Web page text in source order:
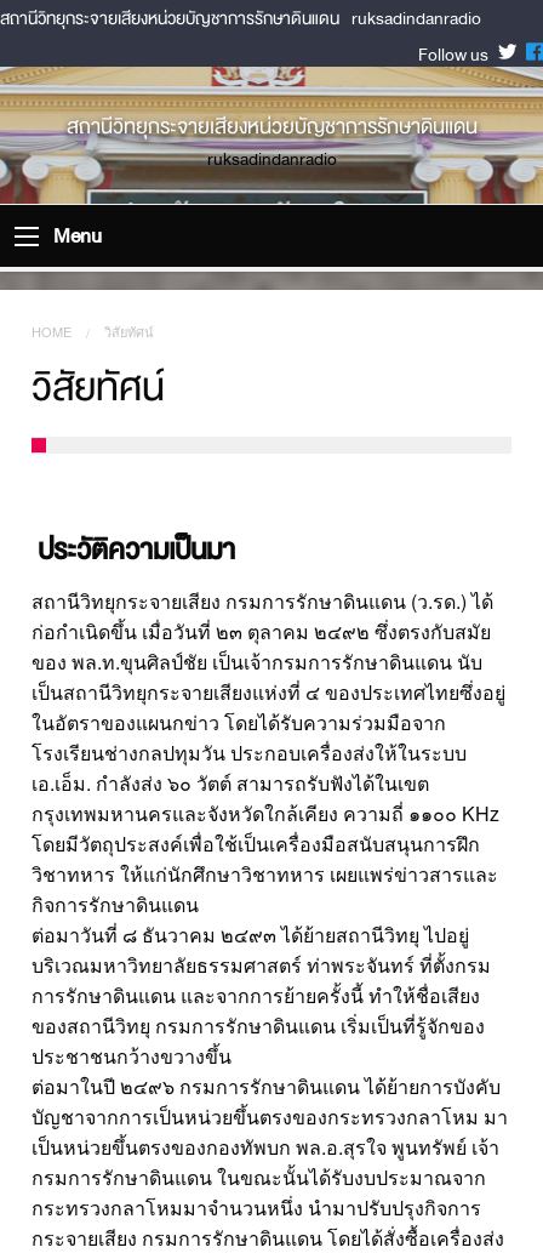
สถานีวิทยุกระจายเสียงหน่วยบัญชาการรักษาดินแดน ruksadindanradio
Follow us
สถานีวิทยุกระจายเสียงหน่วยบัญชาการรักษาดินแดน
ruksadindanradio
Menu
HOME CURRENT:
วิสัยทัศน์
วิสัยทัศน์
ประวัติความเป็นมา
สถานีวิทยุกระจายเสียง กรมการรักษาดินแดน (ว.รด.) ได้
ก่อกำเนิดขึ้น เมื่อวันที่ ๒๓ ตุลาคม ๒๔๙๒ ซึ่งตรงกับสมัย
ของ พล.ท.ขุนศิลป์ชัย เป็นเจ้ากรมการรักษาดินแดน นับ
เป็นสถานีวิทยุกระจายเสียงแห่งที่ ๔ ของประเทศไทยซึ่งอยู่
ในอัตราของแผนกข่าว โดยได้รับความร่วมมือจาก
โรงเรียนช่างกลปทุมวัน ประกอบเครื่องส่งให้ในระบบ
เอ.เอ็ม. กำลังส่ง ๖๐ วัตต์ สามารถรับฟังได้ในเขต
กรุงเทพมหานครและจังหวัดใกล้เคียง ความถี่ ๑๑๐๐ KHz
โดยมีวัตถุประสงค์เพื่อใช้เป็นเครื่องมือสนับสนุนการฝึก
วิชาทหาร ให้แก่นักศึกษาวิชาทหาร เผยแพร่ข่าวสารและ
กิจการรักษาดินแดน
ต่อมาวันที่ ๘ ธันวาคม ๒๔๙๓ ได้ย้ายสถานีวิทยุ ไปอยู่
บริเวณมหาวิทยาลัยธรรมศาสตร์ ท่าพระจันทร์ ที่ตั้งกรม
การรักษาดินแดน และจากการย้ายครั้งนี้ ทำให้ชื่อเสียง
ของสถานีวิทยุ กรมการรักษาดินแดน เริ่มเป็นที่รู้จักของ
ประชาชนกว้างขวางขึ้น
ต่อมาในปี ๒๔๙๖ กรมการรักษาดินแดน ได้ย้ายการบังคับ
บัญชาจากการเป็นหน่วยขึ้นตรงของกระทรวงกลาโหม มา
เป็นหน่วยขึ้นตรงของกองทัพบก พล.อ.สุรใจ พูนทรัพย์ เจ้า
กรมการรักษาดินแดน ในขณะนั้นได้รับงบประมาณจาก
กระทรวงกลาโหมมาจำนวนหนึ่ง นำมาปรับปรุงกิจการ
กระจายเสียง กรมการรักษาดินแดน โดยได้สั่งซื้อเครื่องส่ง